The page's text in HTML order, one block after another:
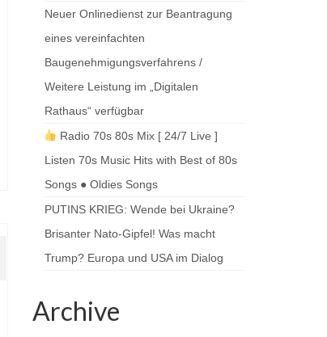
Neuer Onlinedienst zur Beantragung
eines vereinfachten
Baugenehmigungsverfahrens /
Weitere Leistung im „Digitalen
Rathaus“ verfügbar
Radio 70s 80s Mix [ 24/7 Live ]
Listen 70s Music Hits with Best of 80s
Songs ● Oldies Songs
PUTINS KRIEG: Wende bei Ukraine?
Brisanter Nato-Gipfel! Was macht
Trump? Europa und USA im Dialog
Archive